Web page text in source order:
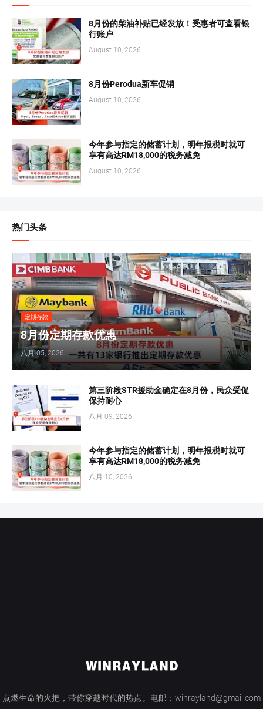
8月份的柴油补贴已经发放！受惠者可查看银
行账户
August 10, 2026
8月份Perodua新车促销
August 10, 2026
今年参与指定的储蓄计划，明年报税时就可
享有高达RM18,000的税务减免
August 10, 2026
热门头条
定期存款
8月份定期存款优惠
八月 05, 2026
第三阶段STR援助金确定在8月份，民众受促
保持耐心
八月 09, 2026
今年参与指定的储蓄计划，明年报税时就可
享有高达RM18,000的税务减免
八月 10, 2026
点燃生命的火把，带你穿越时代的热点。电邮：winrayland@gmail.com